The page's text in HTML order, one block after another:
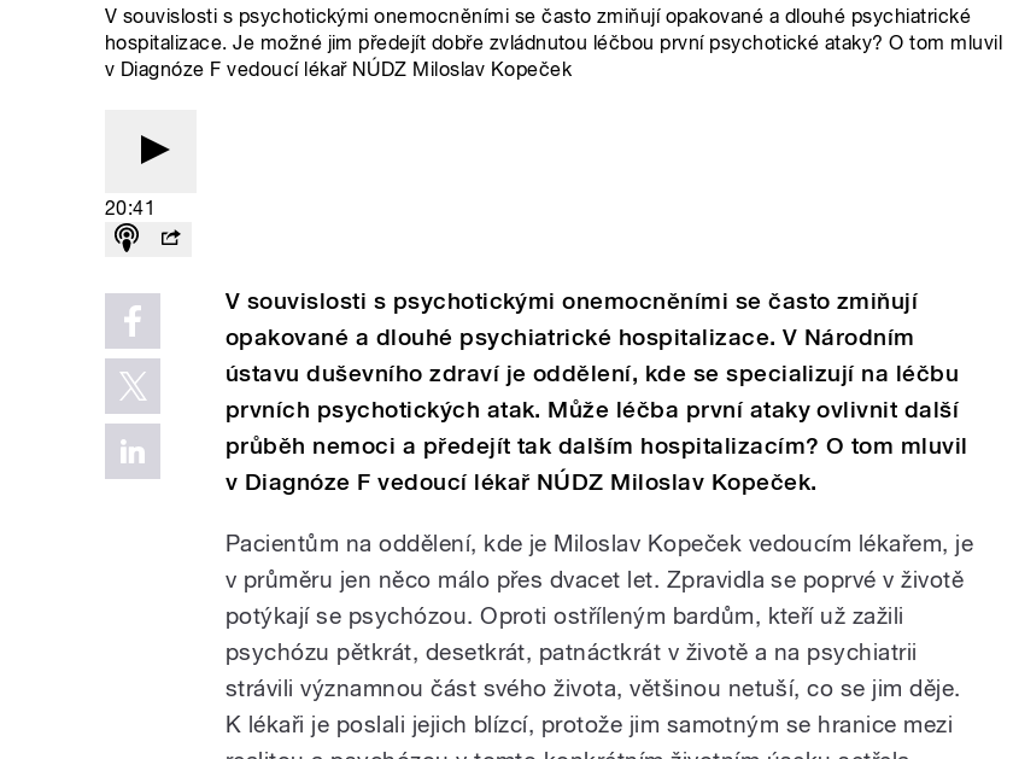
V souvislosti s psychotickými onemocněními se často zmiňují opakované a dlouhé psychiatrické
hospitalizace. Je možné jim předejít dobře zvládnutou léčbou první psychotické ataky? O tom mluvil
v Diagnóze F vedoucí lékař NÚDZ Miloslav Kopeček
20:41
V souvislosti s psychotickými onemocněními se často zmiňují
opakované a dlouhé psychiatrické hospitalizace. V Národním
ústavu duševního zdraví je oddělení, kde se specializují na léčbu
prvních psychotických atak. Může léčba první ataky ovlivnit další
průběh nemoci a předejít tak dalším hospitalizacím? O tom mluvil
v Diagnóze F vedoucí lékař NÚDZ Miloslav Kopeček.
Pacientům na oddělení, kde je Miloslav Kopeček vedoucím lékařem, je
v průměru jen něco málo přes dvacet let. Zpravidla se poprvé v životě
potýkají se psychózou. Oproti ostříleným bardům, kteří už zažili
psychózu pětkrát, desetkrát, patnáctkrát v životě a na psychiatrii
strávili významnou část svého života, většinou netuší, co se jim děje.
K lékaři je poslali jejich blízcí, protože jim samotným se hranice mezi